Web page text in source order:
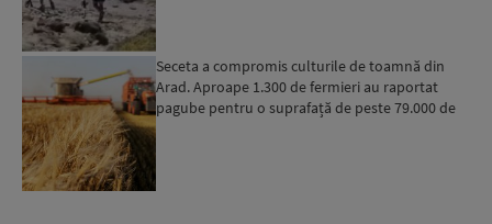
Seceta a compromis culturile de toamnă din
Arad. Aproape 1.300 de fermieri au raportat
pagube pentru o suprafață de peste 79.000 de